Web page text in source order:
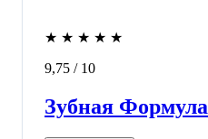
★ ★ ★ ★ ★
9,75 / 10
Зубная Формула